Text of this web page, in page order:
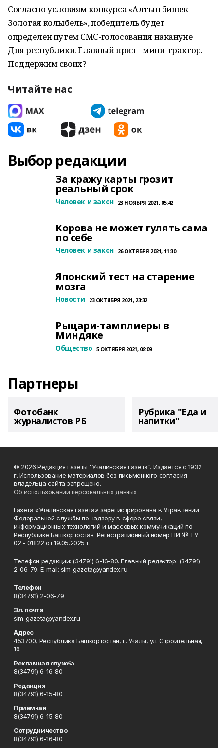
Согласно условиям конкурса «Алтын бишек –
Золотая колыбель», победитель будет
определен путем СМС-голосования накануне
Дня республики. Главный приз – мини-трактор.
Поддержим своих?
Читайте нас
Выбор редакции
За кражу карты грозит
реальный срок
Человек и закон 23 НОЯБРЯ 2021, 05:42
Корова не может гулять сама
по себе
Человек и закон 26 ОКТЯБРЯ 2021, 11:30
Японский тест на старение
мозга
Новости 23 ОКТЯБРЯ 2021, 23:32
Рыцари-тамплиеры в
Миндяке
Общество 5 ОКТЯБРЯ 2021, 08:09
Партнеры
Фотобанк
журналистов РБ
Рубрика "Еда и
напитки"
© 2026 Редакция газеты "Учалинская газета". Издается с 1932
г. Использование материалов без письменного согласия
владельца сайта запрещено.
Об использовании персональных данных
Газета «Учалинская газета» зарегистрирована в Управлении
Федеральной службы по надзору в сфере связи,
информационных технологий и массовых коммуникаций по
Республике Башкортостан. Регистрационный номер ПИ № ТУ
02 - 01822 от 19.05.2025 г.
Телефон редакции: (34791) 6-16-80. Главный редактор: (34791)
2-06-79. Е-mаil: sim-gazeta@yandex.ru
Телефон
8(34791) 2-06-79
Эл. почта
sim-gazeta@yandex.ru
Адрес
453700, Республика Башкортостан, г. Учалы, ул. Строительная,
16.
Рекламная служба
8(34791) 6-16-80
Редакция
8(34791) 6-15-80
Приемная
8(34791) 6-15-80
Сотрудничество
8(34791) 6-16-80